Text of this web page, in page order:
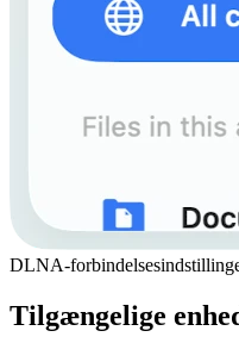
DLNA-
Tilgængelige